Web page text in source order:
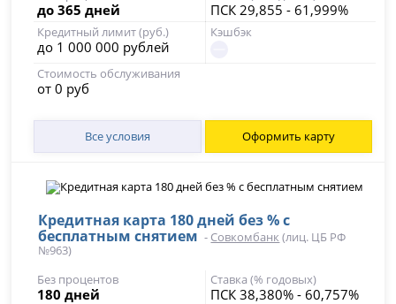
до 365 дней ПСК 29,855 - 61,999%
Кредитный лимит (руб.)
до 1 000 000 рублей
Кэшбэк
Стоимость обслуживания
от 0 руб
Все условия Оформить карту
Кредитная карта 180 дней без % с
бесплатным снятием - Совкомбанк (лиц. ЦБ РФ
№963)
Без процентов
180 дней
Ставка (% годовых)
ПСК 38,380% - 60,757%